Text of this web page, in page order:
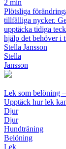
2 min
Plötsliga
tillfälliga nycker.
upptäcka tidiga
hjälp det behöver i
Stella Jansson
Stella
Jansson
Lek som belöning
Upptäck hur lek
Djur
Djur
Hundträning
Belöning
Lek